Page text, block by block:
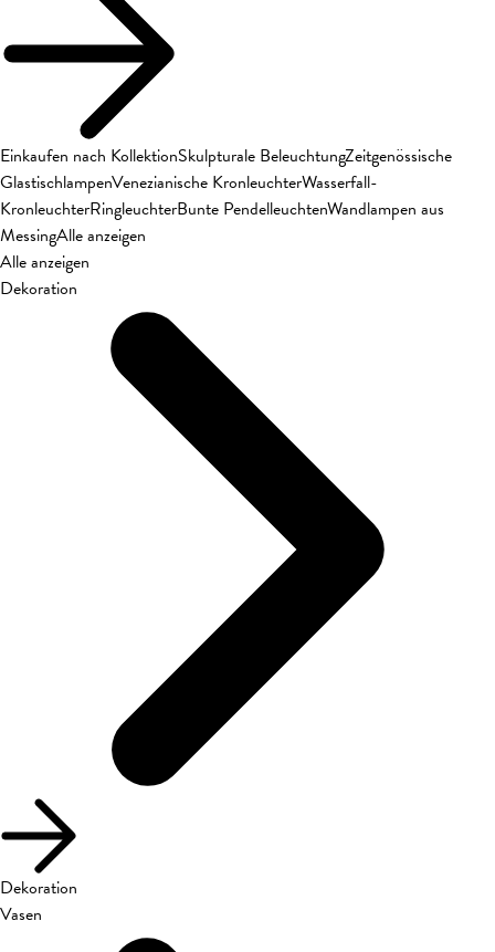
Einkaufen nach KollektionSkulpturale BeleuchtungZeitgenössische
GlastischlampenVenezianische KronleuchterWasserfall-
KronleuchterRingleuchterBunte PendelleuchtenWandlampen aus
MessingAlle anzeigen
Alle anzeigen
Dekoration
Dekoration
Vasen